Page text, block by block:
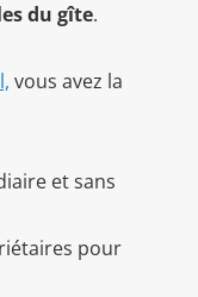
du gîte.
vous avez la
et sans
pour